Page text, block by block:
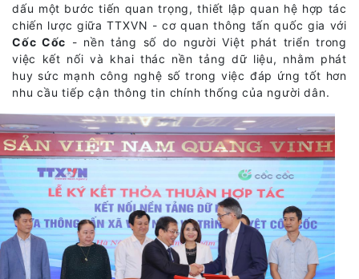
dấu một bước tiến quan trọng, thiết lập quan hệ hợp tác
chiến lược giữa TTXVN - cơ quan thông tấn quốc gia với
Cốc Cốc - nền tảng số do người Việt phát triển trong
việc kết nối và khai thác nền tảng dữ liệu, nhằm phát
huy sức mạnh công nghệ số trong việc đáp ứng tốt hơn
nhu cầu tiếp cận thông tin chính thống của người dân.